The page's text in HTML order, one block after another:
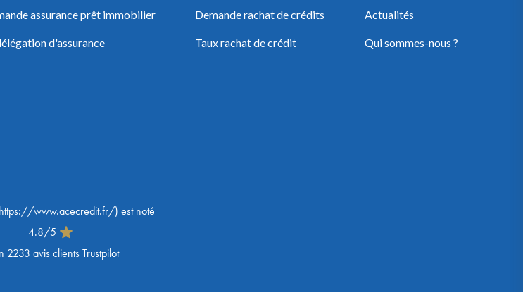
assurance prêt immobilier
d'assurance
Demande rachat de crédits
Taux rachat de crédit
Actualités
Qui sommes-nous ?
https://www.acecredit.fr/) est noté
4.8/5
2233 avis clients Trustpilot